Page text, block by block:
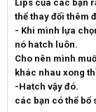
Lips của các bạn
thể thay đổi thêm
- Khi mình lựa
nó hatch luôn.
Cho nên mình
khác nhau xong
-Hatch vậy đó.
các bạn có thể bổ